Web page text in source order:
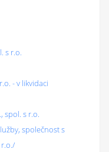
s r.o.
- v likvidaci
spol. s r.o.
společnost s